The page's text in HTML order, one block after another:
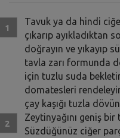
Tavuk ya da hindi
çıkarıp ayıkladıktan
doğrayın ve yıkayıp
tavla zarı formunda
için tuzlu suda
domatesleri
çay kaşığı tuzla dövün.
Zeytinyağını geniş bir
Süzdüğünüz ciğer